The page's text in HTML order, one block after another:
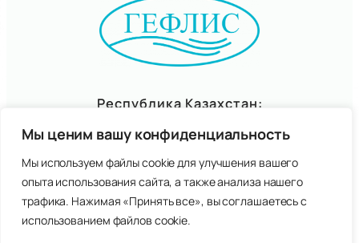
Мы ценим вашу конфиденциальность
Мы используем файлы cookie для улучшения вашего
опыта использования сайта, а также анализа нашего
трафика. Нажимая «Принять все», вы соглашаетесь с
использованием файлов cookie.
Республика Казахстан:
+7(7057)06-95-77
gefliskz@mail.ru
Правовая информация